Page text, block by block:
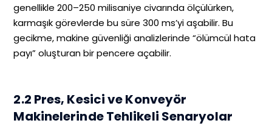
genellikle 200–250 milisaniye civarında ölçülürken,
karmaşık görevlerde bu süre 300 ms’yi aşabilir. Bu
gecikme, makine güvenliği analizlerinde “ölümcül hata
payı” oluşturan bir pencere açabilir.
2.2 Pres, Kesici ve Konveyör
Makinelerinde Tehlikeli Senaryolar